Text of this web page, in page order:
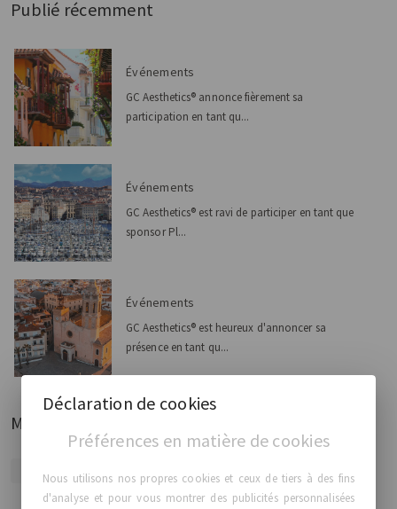
Publié récemment
Événements
GC Aesthetics® annonce fièrement sa
participation en tant qu...
Événements
GC Aesthetics® est ravi de participer en tant que
sponsor Pl...
Événements
GC Aesthetics® est heureux d'annoncer sa
présence en tant qu...
Mots clés
Déclaration de cookies
Préférences en matière de cookies
Nous utilisons nos propres cookies et ceux de tiers à des fins
d'analyse et pour vous montrer des publicités personnalisées